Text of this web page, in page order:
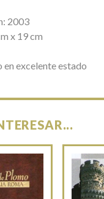
2003
x 19 cm
en excelente estado